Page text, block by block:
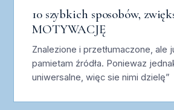
10 szybkich sposobów,
MOTYWACJĘ
Znalezione i przetłumaczone, ale
pamietam źródła. Poniewaz
uniwersalne, więc sie nimi dzielę”